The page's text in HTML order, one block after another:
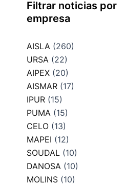
Filtrar noticias por
empresa
AISLA (260)
URSA (22)
AIPEX (20)
AISMAR (17)
IPUR (15)
PUMA (15)
CELO (13)
MAPEI (12)
SOUDAL (10)
DANOSA (10)
MOLINS (10)